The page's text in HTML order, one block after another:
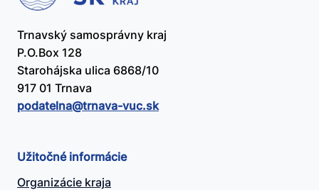
Trnavský samosprávny kraj
P.O.Box 128
Starohájska ulica 6868/10
917 01 Trnava
podatelna@​trnava-vuc.sk
Užitočné informácie
Organizácie kraja